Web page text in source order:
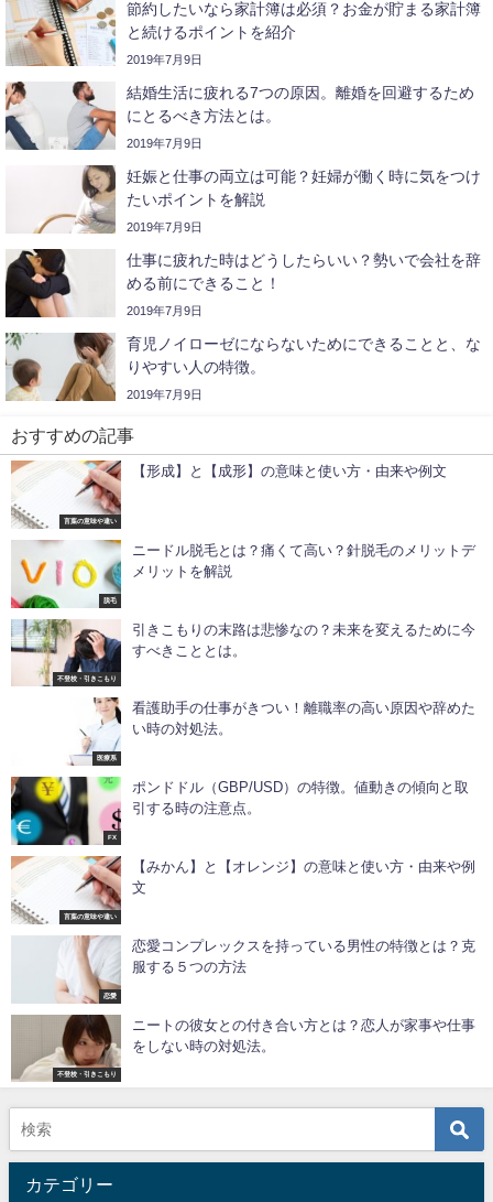
節約したいなら家計簿は必須？お金が貯まる家計簿
と続けるポイントを紹介
2019年7月9日
結婚生活に疲れる7つの原因。離婚を回避するため
にとるべき方法とは。
2019年7月9日
妊娠と仕事の両立は可能？妊婦が働く時に気をつけ
たいポイントを解説
2019年7月9日
仕事に疲れた時はどうしたらいい？勢いで会社を辞
める前にできること！
2019年7月9日
育児ノイローゼにならないためにできることと、な
りやすい人の特徴。
2019年7月9日
おすすめの記事
言葉の意味や違い
【形成】と【成形】の意味と使い方・由来や例文
脱毛
ニードル脱毛とは？痛くて高い？針脱毛のメリットデ
メリットを解説
不登校・引きこもり
引きこもりの末路は悲惨なの？未来を変えるために今
すべきこととは。
医療系
看護助手の仕事がきつい！離職率の高い原因や辞めた
い時の対処法。
FX
ポンドドル（GBP/USD）の特徴。値動きの傾向と取
引する時の注意点。
言葉の意味や違い
【みかん】と【オレンジ】の意味と使い方・由来や例
文
恋愛
恋愛コンプレックスを持っている男性の特徴とは？克
服する５つの方法
不登校・引きこもり
ニートの彼女との付き合い方とは？恋人が家事や仕事
をしない時の対処法。
カテゴリー